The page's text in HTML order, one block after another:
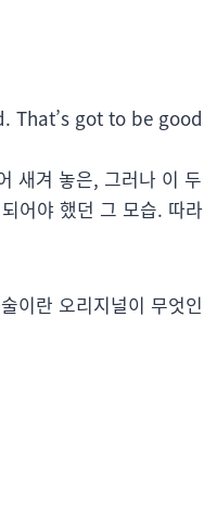
That’s got to be good
새겨 놓은, 그러나 이 두
어야 했던 그 모습. 따라
이란 오리지널이 무엇인